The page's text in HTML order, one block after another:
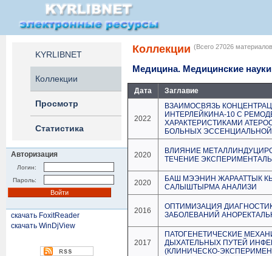
KYRLIBNET
Коллекции
Просмотр
Статистика
Авторизация
Логин:
Пароль:
скачать FoxitReader
скачать WinDjView
Коллекции (Всего 27026
Медицина. Медицинские науки
Дата Заглавие
2022
ВЗАИМОСВЯЗЬ
ИНТЕРЛЕЙКИНА-10 С
ХАРАКТЕРИСТИКАМИ
БОЛЬНЫХ
2020
ВЛИЯНИЕ
ТЕЧЕНИЕ
2020
БАШ МЭЭНИН ЖАРААТТЫК
САЛЫШТЫРМА АНАЛИЗИ
2016
ОПТИМИЗАЦИЯ
ЗАБОЛЕВАНИЙ
2017
ПАТОГЕНЕТИЧЕСКИЕ
ДЫХАТЕЛЬНЫХ ПУТЕЙ
(КЛИНИЧЕСКО-